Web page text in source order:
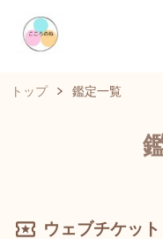
トップ 鑑定一覧
ウェブチケット